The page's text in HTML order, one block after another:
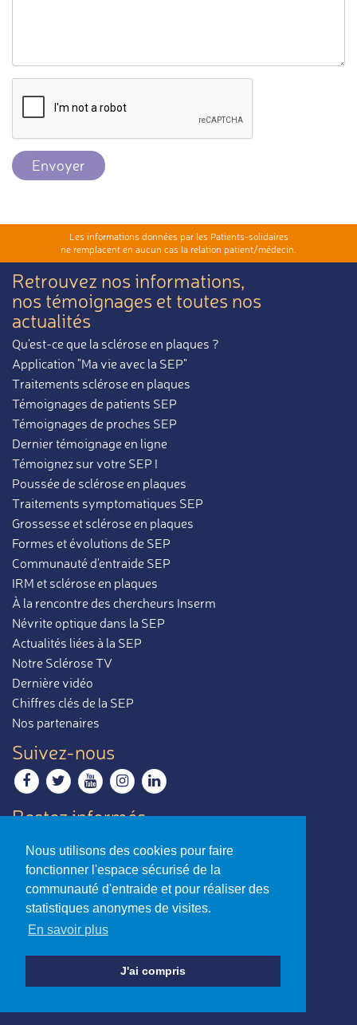
Nous utilisons des cookies pour faire
fonctionner l'espace sécurisé de la
communauté d'entraide et pour réaliser des
statistiques anonymes de visites.
En savoir plus
J'ai compris
Envoyer
Les informations données par les Patients-solidaires
ne remplacent en aucun cas la relation patient/médecin.
Retrouvez nos informations,
nos témoignages et toutes nos
actualités
Qu'est-ce que la sclérose en plaques ?
Application "Ma vie avec la SEP"
Traitements sclérose en plaques
Témoignages de patients SEP
Témoignages de proches SEP
Dernier témoignage en ligne
Témoignez sur votre SEP !
Poussée de sclérose en plaques
Traitements symptomatiques SEP
Grossesse et sclérose en plaques
Formes et évolutions de SEP
Communauté d'entraide SEP
IRM et sclérose en plaques
À la rencontre des chercheurs Inserm
Névrite optique dans la SEP
Actualités liées à la SEP
Notre Sclérose TV
Dernière vidéo
Chiffres clés de la SEP
Nos partenaires
Suivez-nous
Restez informés
Contactez-nous
Envoyer un e-mail
La sclérose en plaques,
par ceux qui en parlent le mieux.
© Association Notre Sclérose - Loi 1901